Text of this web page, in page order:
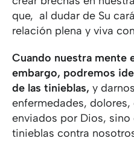
que, al dudar de Su
relación plena y viva
Cuando nuestra mente
embargo, podremos
de las tinieblas, y
enfermedades,
enviados por Dios, sino
tinieblas contra